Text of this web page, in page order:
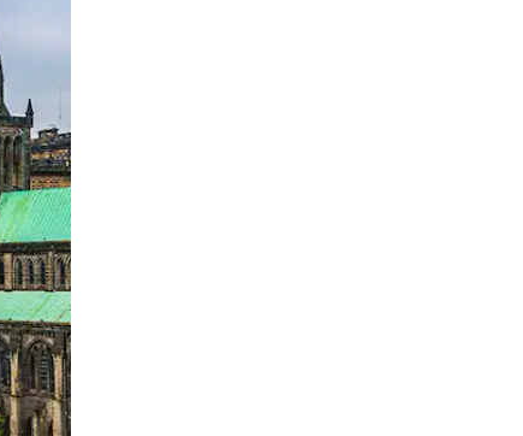
きます。